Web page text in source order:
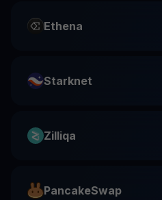
Ethena
Starknet
Zilliqa
PancakeSwap